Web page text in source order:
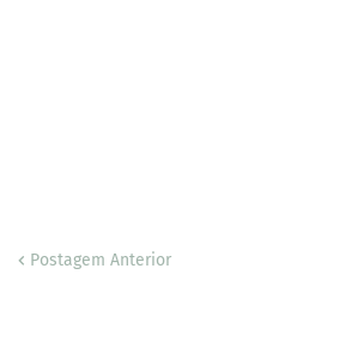
Postagem Anterior